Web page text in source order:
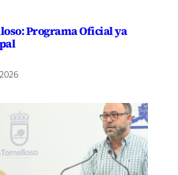
Programa Oficial ya